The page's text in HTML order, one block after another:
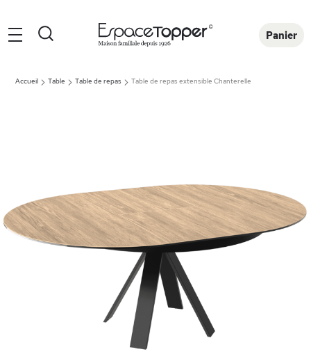
Panier
Rechercher
Accueil Table Table de repas Table de repas extensible Chanterelle
images
gallery